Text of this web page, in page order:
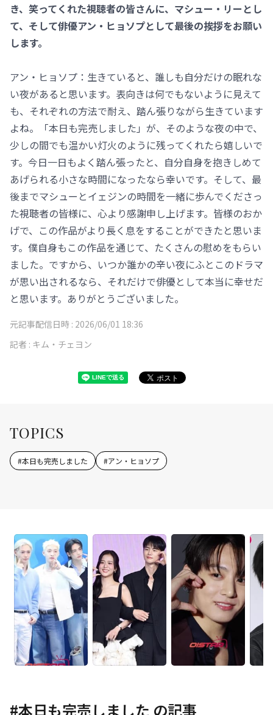
き、笑ってくれた視聴者の皆さんに、マシュー・リーとし
て、そして俳優アン・ヒョソプとして最後の挨拶をお願い
します。
アン・ヒョソプ：生きていると、誰しも自分だけの眠れな
い夜があると思います。表向きは何でもないように見えて
も、それぞれの方法で耐え、踏ん張りながら生きています
よね。「本日も完売しました」が、そのような夜の中で、
少しの間でも温かい灯火のように残ってくれたら嬉しいで
す。今日一日もよく踏ん張ったと、自分自身を抱きしめて
あげられる小さな時間になったなら幸いです。そして、最
後までマシューとイェジンの時間を一緒に歩んでくださっ
た視聴者の皆様に、心より感謝申し上げます。皆様のおか
げで、この作品がより長く息をすることができたと思いま
す。僕自身もこの作品を通じて、たくさんの慰めをもらい
ました。ですから、いつか誰かの辛い夜にふとこのドラマ
が思い出されるなら、それだけで俳優として本当に幸せだ
と思います。ありがとうございました。
元記事配信日時 : 2026/06/01 18:36
記者 : キム・チェヨン
TOPICS
#本日も完売しました #アン・ヒョソプ
#本日も完売しました の記事